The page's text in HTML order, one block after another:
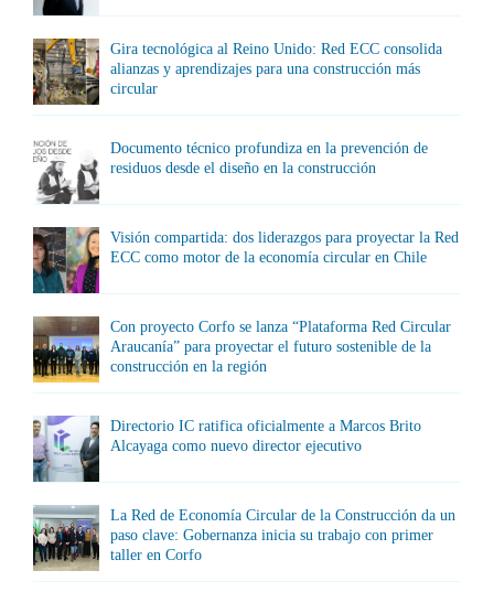
Gira tecnológica al Reino Unido: Red ECC consolida
alianzas y aprendizajes para una construcción más
circular
Documento técnico profundiza en la prevención de
residuos desde el diseño en la construcción
Visión compartida: dos liderazgos para proyectar la Red
ECC como motor de la economía circular en Chile
Con proyecto Corfo se lanza “Plataforma Red Circular
Araucanía” para proyectar el futuro sostenible de la
construcción en la región
Directorio IC ratifica oficialmente a Marcos Brito
Alcayaga como nuevo director ejecutivo
La Red de Economía Circular de la Construcción da un
paso clave: Gobernanza inicia su trabajo con primer
taller en Corfo